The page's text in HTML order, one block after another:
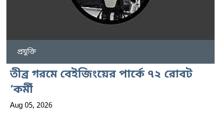
প্রযুক্তি
তীব্র গরমে বেইজিংয়ের পার্কে ৭২ রোবট
‘কর্মী
Aug 05, 2026